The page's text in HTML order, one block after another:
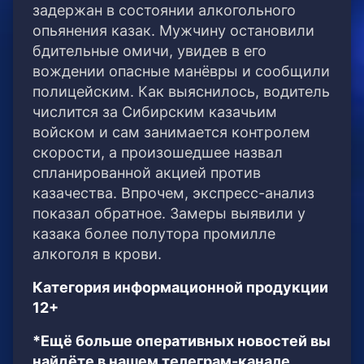
задержан в состоянии алкогольного
опьянения казак. Мужчину остановили
бдительные омичи, увидев в его
вождении опасные манёвры и сообщили
полицейским. Как выяснилось, водитель
числится за Сибирским казачьим
войском и сам занимается контролем
скорости, а произошедшее назвал
спланированной акцией против
казачества. Впрочем, экспресс-анализ
показал обратное. Замеры выявили у
казака более полутора промилле
алкоголя в крови.
Категория информационной продукции
12+
*Ещё больше оперативных новостей вы